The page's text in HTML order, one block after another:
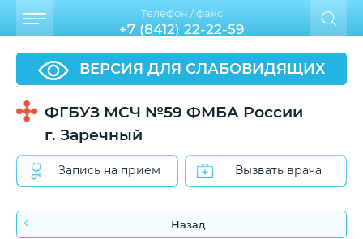
ВЕРСИЯ ДЛЯ СЛАБОВИДЯЩИХ
ФГБУЗ МСЧ №59 ФМБА России
г. Заречный
Запись на прием Вызвать врача
Телефон / факс
+7 (8412) 22-22-59
Назад